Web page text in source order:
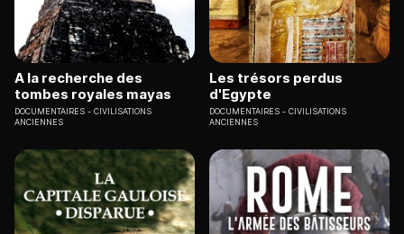
A la recherche des
tombes royales mayas
DOCUMENTAIRES
CIVILISATIONS
ANCIENNES
Les trésors perdus
d'Egypte
DOCUMENTAIRES
CIVILISATIONS
ANCIENNES